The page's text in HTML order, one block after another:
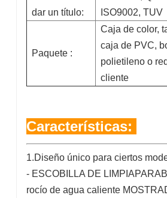
dar un título:
ISO9002, TUV
Paquete :
Caja de color,
caja de PVC,
polietileno o
cliente
Características:
1.Diseño único para ciertos
- ESCOBILLA DE
rocío de agua caliente